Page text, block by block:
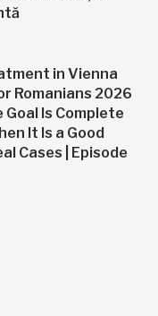
in Vienna
Romanians 2026
Is Complete
It Is a Good
Cases | Episode